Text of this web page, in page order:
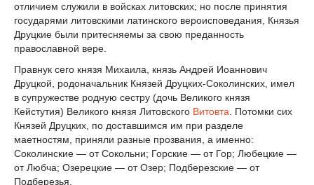
отличием служили в войсках литовских; но после принятия
государями литовскими латинского вероисповедания, Князья
Друцкие были притесняемы за свою преданность
православной вере.
Правнук сего князя Михаила, князь Андрей Иоаннович
Друцкой, родоначальник Князей Друцких-Соколинских, имел
в супружестве родную сестру (дочь Великого князя
Кейстутия) Великого князя Литовского Витовта . Потомки сих
Князей Друцких, по доставшимся им при разделе
маетностям, приняли разные прозвания, а именно:
Соколинские — от Сокольни; Горские — от Гор; Любецкие —
от Любча; Озерецкие — от Озер; Подберезские — от
Подберезья.